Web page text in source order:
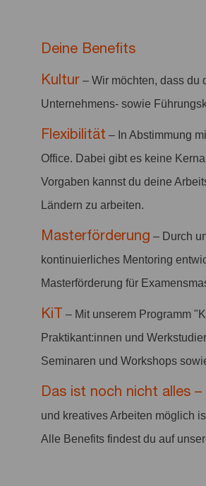
Deine Benefits
Kultur – Wir möchten, dass du
Unternehmens- sowie
Flexibilität – In Abstimmung
Office. Dabei gibt es keine
Vorgaben kannst du deine
Ländern zu arbeiten.
Masterförderung – Durch
kontinuierliches Mentoring
Masterförderung für
KiT – Mit unserem Programm
Praktikant:innen und
Seminaren und Workshops
Das ist noch nicht alles –
und kreatives Arbeiten möglich
Alle Benefits findest du auf